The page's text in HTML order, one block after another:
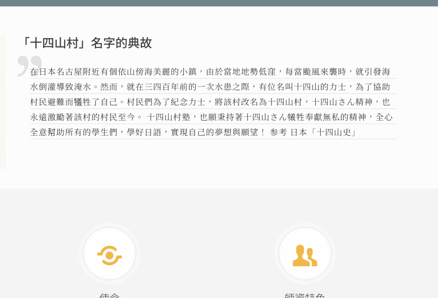
「十四山村」名字的典故
在日本名古屋附近有個依山傍海美麗的小鎮，由於當地地勢低窪，每當颱風來襲時，就引發海
水倒灌導致淹水。然而，就在三四百年前的一次水患之際，有位名叫十四山的力士，為了協助
村民避難而犠牲了自己。村民們為了紀念力士，將該村改名為十四山村，十四山さん精神，也
永遠激勵著該村的村民至今。 十四山村塾，也願秉持著十四山さん犧牲奉獻無私的精神，全心
全意幇助所有的學生們，學好日語，實現自己的夢想與願望！ 参考 日本「十四山史」